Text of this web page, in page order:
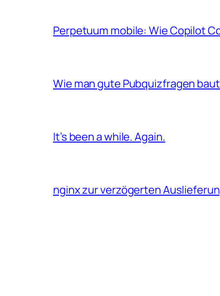
Perpetuum mobile: Wie Copilot
Wie man gute Pubquizfragen
It’s been a while. Again.
nginx zur verzögerten